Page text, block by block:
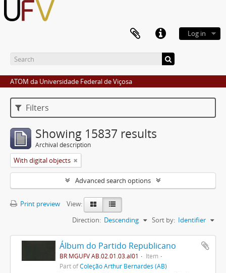
Log in
ATOM da Universidade Federal de Viçosa
Filters
Showing 15837 results
Archival description
With digital objects
Advanced search options
Print preview
View:
Sort by: Identifier
Direction: Descending
Álbum do Partido Republicano
BR MGUFV AB.02.01.03.al01
Item
Part ofColeção Arthur Bernardes (AB)